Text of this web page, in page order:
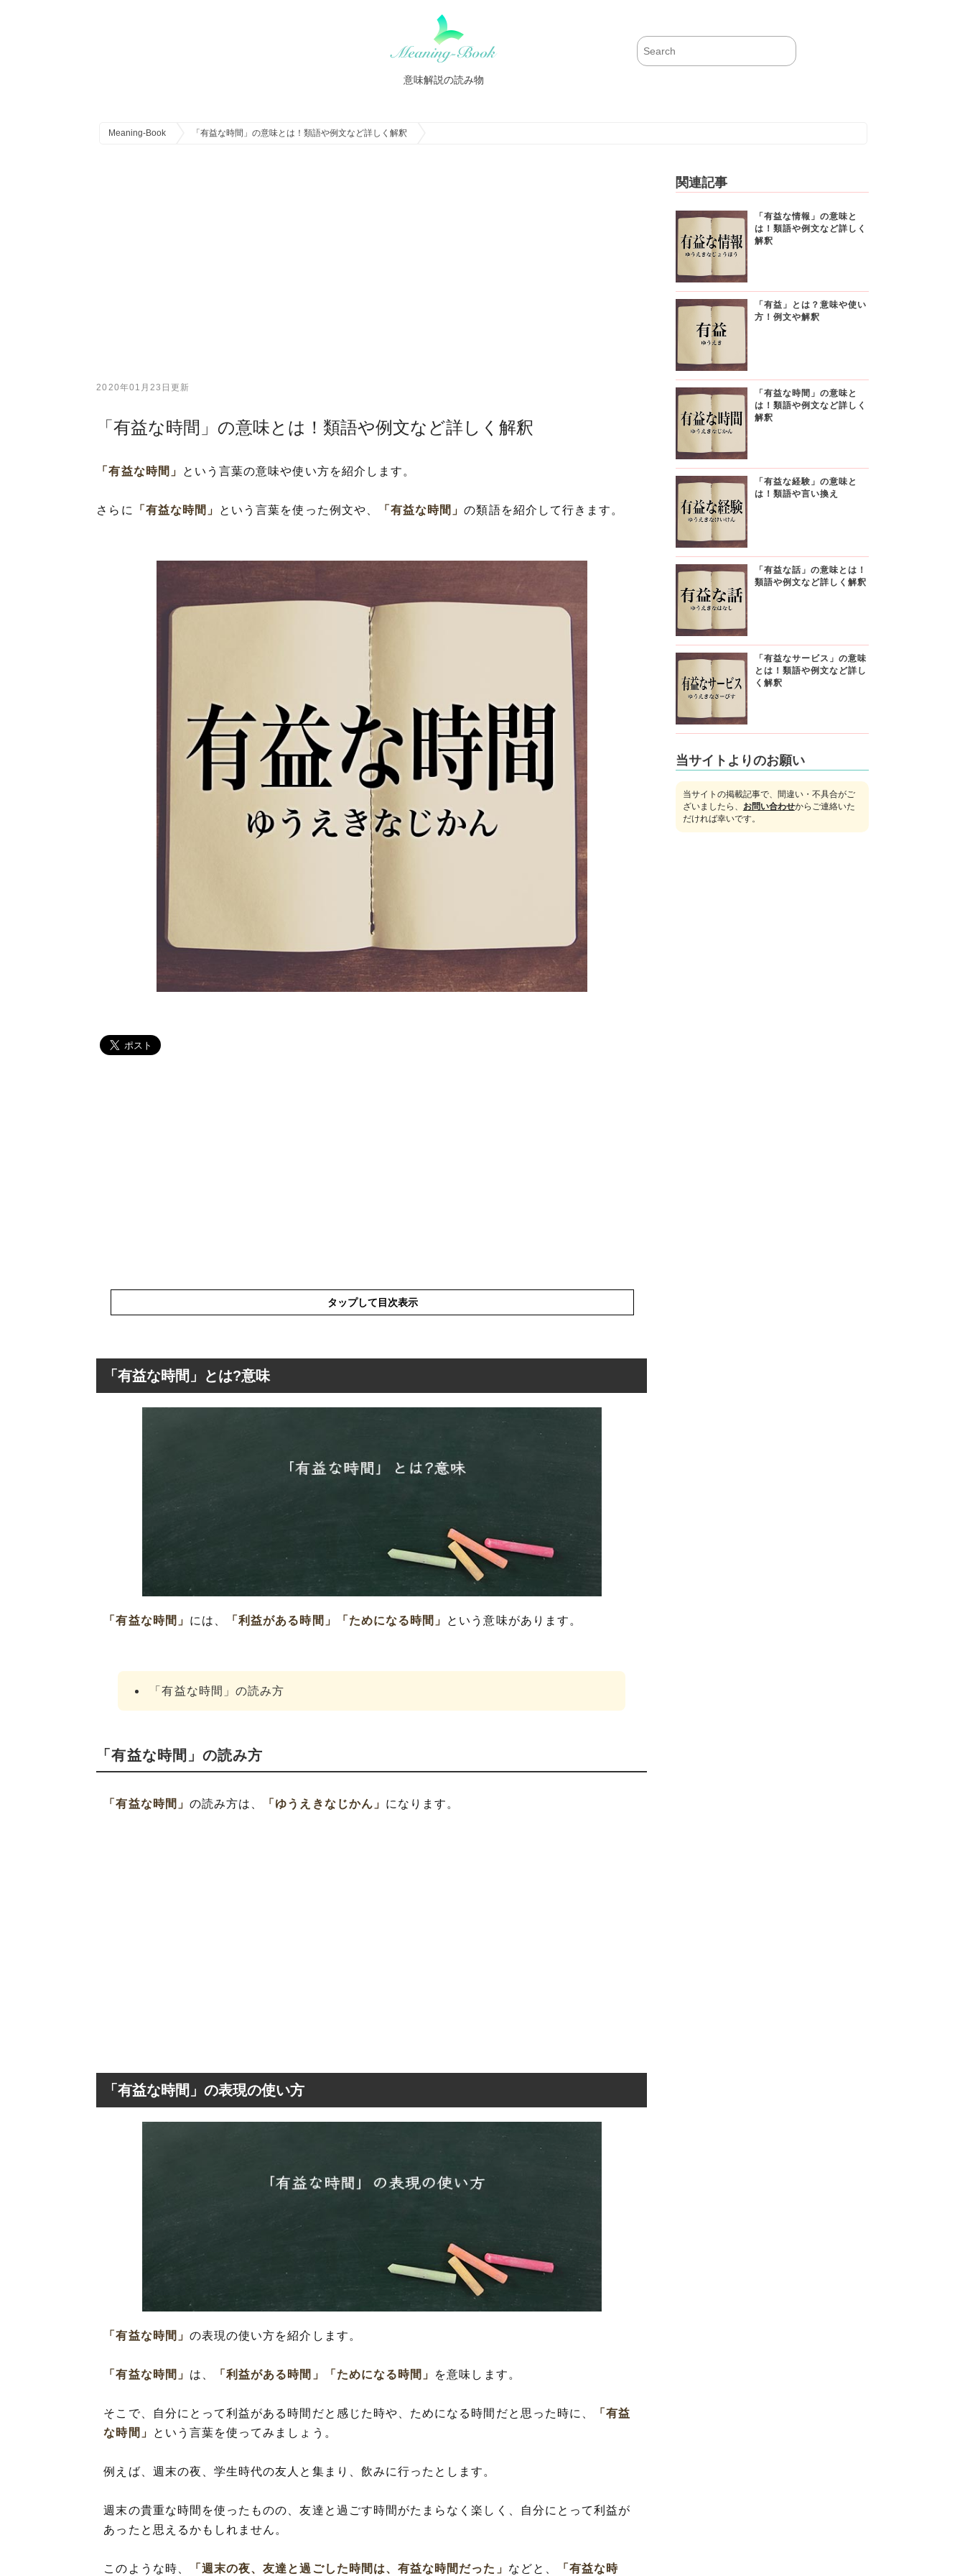
意味解説の読み物
Meaning-Book 「有益な時間」の意味とは！類語や例文など詳しく解釈
2020年01月23日更新
「有益な時間」の意味とは！類語や例文など詳しく解釈
「有益な時間」 という言葉の意味や使い方を紹介します。
さらに 「有益な時間」 という言葉を使った例文や、 「有益な時間」の類語を紹介して行きます。
タップして目次表示
「有益な時間」の表現の使い方
「有益な時間」の類語や類義語・言い換え
「有益な時間」とは?意味
「有益な時間」 には、 「利益がある時間」 「ためになる時間」 という意味があります。
「有益な時間」の読み方
「有益な時間」の読み方
「有益な時間」 の読み方は、 「ゆうえきなじかん」 になります。
「有益な時間」の表現の使い方
「有益な時間」 の表現の使い方を紹介します。
「有益な時間」 は、 「利益がある時間」 「ためになる時間」 を意味します。
そこで、自分にとって利益がある時間だと感じた時や、ためになる時間だと思った時に、
「有益
な時間」
という言葉を使ってみましょう。
例えば、週末の夜、学生時代の友人と集まり、飲みに行ったとします。
週末の貴重な時間を使ったものの、友達と過ごす時間がたまらなく楽しく、自分にとって利益が
あったと思えるかもしれません。
このような時、 「週末の夜、友達と過ごした時間は、有益な時間だった」 などと、 「有益な時
関連記事
「有益な情報」の意味と
は！類語や例文など詳しく
解釈
「有益」とは？意味や使い
方！例文や解釈
「有益な時間」の意味と
は！類語や例文など詳しく
解釈
「有益な経験」の意味と
は！類語や言い換え
「有益な話」の意味とは！
類語や例文など詳しく解釈
「有益なサービス」の意味
とは！類語や例文など詳し
く解釈
当サイトよりのお願い
当サイトの掲載記事で、間違い・不具合がご
ざいましたら、 お問い合わせからご連絡いた
だければ幸いです。